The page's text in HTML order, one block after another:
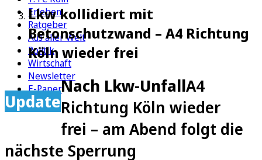
Erleben
Ratgeber
Aus aller Welt
Politik
Wirtschaft
Newsletter
E-Paper
Lkw kollidiert mit
Betonschutzwand – A4 Richtung
Köln wieder frei
Update
Nach Lkw-UnfallA4
Richtung Köln wieder
frei – am Abend folgt die
nächste Sperrung